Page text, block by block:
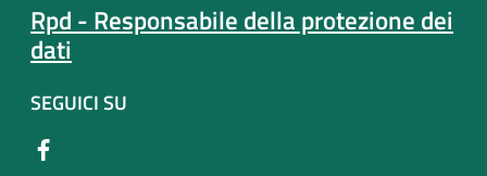
Rpd - Responsabile della protezione dei
dati
SEGUICI SU